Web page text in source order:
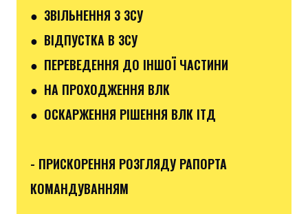
● ЗВІЛЬНЕННЯ З ЗСУ
● ВІДПУСТКА В ЗСУ
● ПЕРЕВЕДЕННЯ ДО ІНШОЇ ЧАСТИНИ
● НА ПРОХОДЖЕННЯ ВЛК
● ОСКАРЖЕННЯ РІШЕННЯ ВЛК ІТД
- ПРИСКОРЕННЯ РОЗГЛЯДУ РАПОРТА
КОМАНДУВАННЯМ